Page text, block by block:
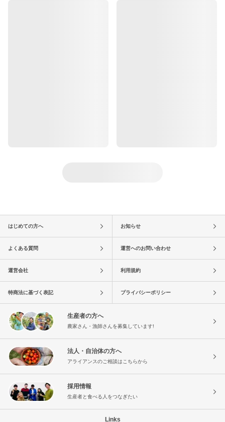
はじめての方へ お知らせ
よくある質問 運営へのお問い合わせ
運営会社 利用規約
特商法に基づく表記 プライバシーポリシー
生産者の方へ
農家さん・漁師さんを募集しています!
法人・自治体の方へ
アライアンスのご相談はこちらから
採用情報
生産者と食べる人をつなぎたい
Links